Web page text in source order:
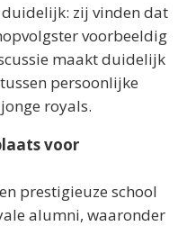
zij vinden dat
voorbeeldig
maakt duidelijk
persoonlijke
royals.
voor
prestigieuze school
alumni, waaronder